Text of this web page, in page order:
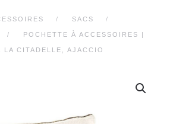
SACS
POCHETTE À ACCESSOIRES |
LA CITADELLE, AJACCIO